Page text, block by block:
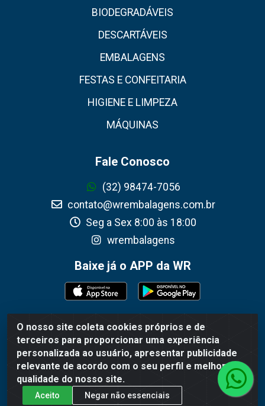
O nosso site coleta cookies próprios e de
terceiros para proporcionar uma experiência
personalizada ao usuário, apresentar publicidade
relevante de acordo com o seu perfil e melhorar a
qualidade do nosso site.
Aceito Negar não essenciais
BIODEGRADÁVEIS
DESCARTÁVEIS
EMBALAGENS
FESTAS E CONFEITARIA
HIGIENE E LIMPEZA
MÁQUINAS
Fale Conosco
(32) 98474-7056
contato@wrembalagens.com.br
Seg a Sex 8:00 às 18:00
wrembalagens
Baixe já o APP da WR
WR Embalagens - R. Cel. Teodoro Gomes de Araújo, 1360 -
Grogotó - Barbacena / MG - CEP 36202-628 - CNPJ
02.692.206/0001-55